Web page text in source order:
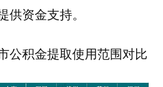
供资金支持。
公积金提取使用范围对比